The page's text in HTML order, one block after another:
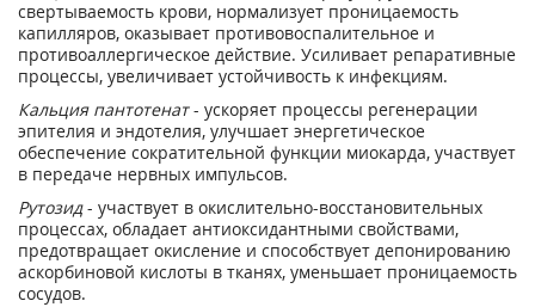
свертываемость крови, нормализует проницаемость
капилляров, оказывает противовоспалительное и
противоаллергическое действие. Усиливает репаративные
процессы, увеличивает устойчивость к инфекциям.
Кальция пантотенат- ускоряет процессы регенерации
эпителия и эндотелия, улучшает энергетическое
обеспечение сократительной функции миокарда, участвует
в передаче нервных импульсов.
Рутозид- участвует в окислительно-восстановительных
процессах, обладает антиоксидантными свойствами,
предотвращает окисление и способствует депонированию
аскорбиновой кислоты в тканях, уменьшает проницаемость
сосудов.